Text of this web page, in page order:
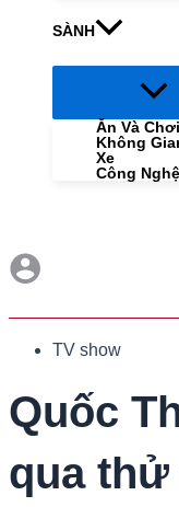
SÀNH
Menu
Ăn Và Chơi
Không
Xe
Công Nghệ
TV show
Quốc
qua thử